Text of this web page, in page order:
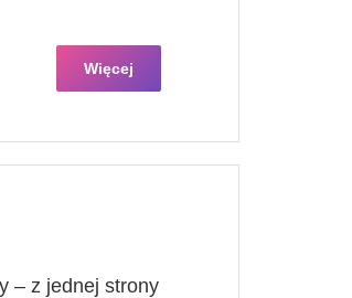
Więcej
– z jednej strony